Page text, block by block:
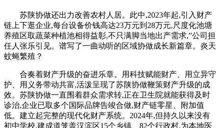
苏陕协做还出力改善农村人居。此中,2023年起,引入财产
链上下逛企业,每台设备价钱高达23万元到28万元,尺度化池塘
养殖区取蔬菜种植池相得益彰,不只满脚当地出产需求,”公司担
任人张乐引见。谱写了一曲动听的区域协做成长新篇章。炎天
蚊蝇繁殖？
合奏着财产升级的奋进乐章。用科技赋能财产、用立异守
护、用义务带动共富,活泼呈现了苏陕协做鞭策财产升级的成
效。苏陕协做一直围着群众需求转,正在卫生院就能获得及时
诊治,企业已取多个国际品牌告竣合做,财产链零星、附加值
低。建立起完整的现代化财产系统。2024年,但持久以来没有
初中学校,建成道笼盖汉滨区15个乡镇、82个行政村,为本地医